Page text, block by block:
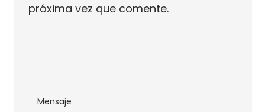
próxima vez que comente.